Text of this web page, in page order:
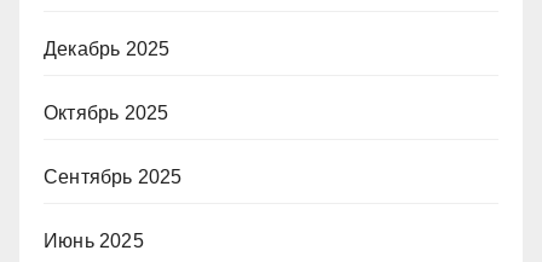
Декабрь 2025
Октябрь 2025
Сентябрь 2025
Июнь 2025